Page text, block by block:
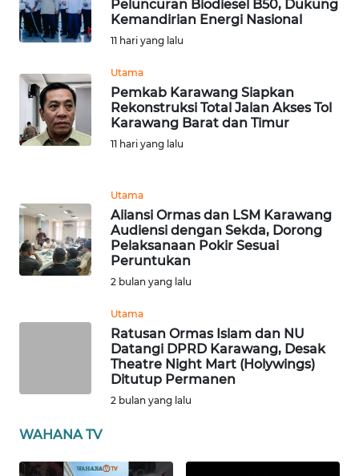
Peluncuran Biodiesel B50, Dukung
Kemandirian Energi Nasional
11 hari yang lalu
Utama
Pemkab Karawang Siapkan
Rekonstruksi Total Jalan Akses Tol
Karawang Barat dan Timur
11 hari yang lalu
Utama
Aliansi Ormas dan LSM Karawang
Audiensi dengan Sekda, Dorong
Pelaksanaan Pokir Sesuai
Peruntukan
2 bulan yang lalu
Utama
Ratusan Ormas Islam dan NU
Datangi DPRD Karawang, Desak
Theatre Night Mart (Holywings)
Ditutup Permanen
2 bulan yang lalu
WAHANA TV
WN
SULBAR
WN
BABEL
WN
SUMBAR
SUMSEL
WN
BENGKULU
LAMPUNG
WN
NUSANTARA